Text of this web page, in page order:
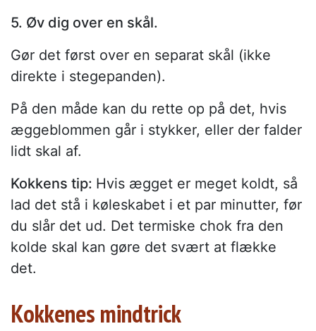
5. Øv dig over en skål.
Gør det først over en separat skål (ikke
direkte i stegepanden).
På den måde kan du rette op på det, hvis
æggeblommen går i stykker, eller der falder
lidt skal af.
Kokkens tip: Hvis ægget er meget koldt, så
lad det stå i køleskabet i et par minutter, før
du slår det ud. Det termiske chok fra den
kolde skal kan gøre det svært at flække
det.
Kokkenes mindtrick